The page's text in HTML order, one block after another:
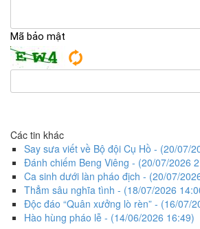
Mã bảo mật
Các tin khác
Say sưa viết về Bộ đội Cụ Hồ - (20/07/
Đánh chiếm Beng Viêng - (20/07/2026
Ca sinh dưới làn pháo địch - (20/07/
Thẳm sâu nghĩa tình - (18/07/2026
Độc đáo “Quân xưởng lò rèn” - (16/07/
Hào hùng pháo lễ - (14/06/2026 16:49)